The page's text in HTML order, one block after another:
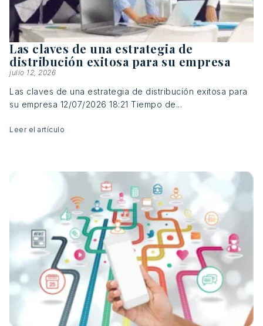
Las claves de una estrategia de
distribución exitosa para su empresa
julio 12, 2026
Las claves de una estrategia de distribución exitosa para
su empresa 12/07/2026 18:21 Tiempo de...
Leer el artículo